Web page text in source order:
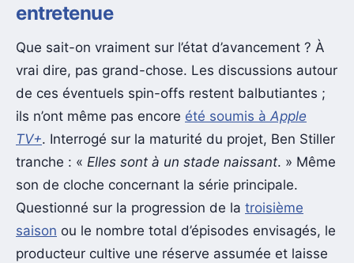
entretenue
Que sait-on vraiment sur l’état d’avancement ? À
vrai dire, pas grand-chose. Les discussions autour
de ces éventuels spin-offs restent balbutiantes ;
ils n’ont même pas encore été soumis à Apple
TV+. Interrogé sur la maturité du projet, Ben Stiller
tranche : « Elles sont à un stade naissant. » Même
son de cloche concernant la série principale.
Questionné sur la progression de la troisième
saison ou le nombre total d’épisodes envisagés, le
producteur cultive une réserve assumée et laisse